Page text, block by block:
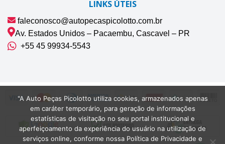
LINKS ÚTEIS
faleconosco@autopecaspicolotto.com.br
Av. Estados Unidos – Pacaembu, Cascavel – PR
+55 45 99934‑5543‬
"A Auto Peças Picolotto utiliza cookies, armazenados apenas
em caráter temporário, para geração de informações
estatísticas de visitação no seu portal institucional e
aperfeiçoamento da experiência do usuário na utilização de
serviços online, conforme nossa Política de Privacidade e